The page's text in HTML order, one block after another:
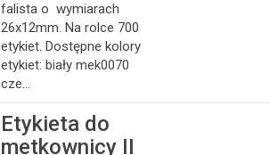
falista o wymiarach
26x12mm. Na rolce 700
etykiet. Dostępne kolory
etykiet: biały mek0070
cze...
Etykieta do
metkownicy II